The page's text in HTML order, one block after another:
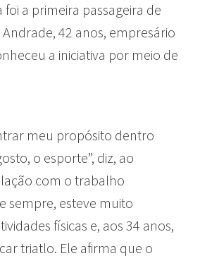
foi a primeira passageira de
42 anos, empresário
a iniciativa por meio de
meu propósito dentro
o esporte”, diz, ao
com o trabalho
sempre, esteve muito
físicas e, aos 34 anos,
triatlo. Ele afirma que o